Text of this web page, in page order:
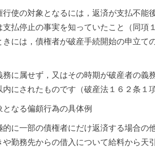
行使の対象となるには，返済が支払不能
支払停止の事実を知っていたこと（同項
きには，債権者が破産手続開始の申立て
務に属せず，又はその時期が破産者の義
内にされたものです（破産法１６２条１
なる偏頗行為の具体例
的に一部の債権者にだけ返済する場合の
や勤務先からの借入について給料から天